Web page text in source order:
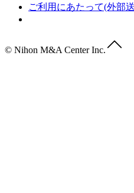
ご利用にあたって(外部
© Nihon M&A Center Inc.